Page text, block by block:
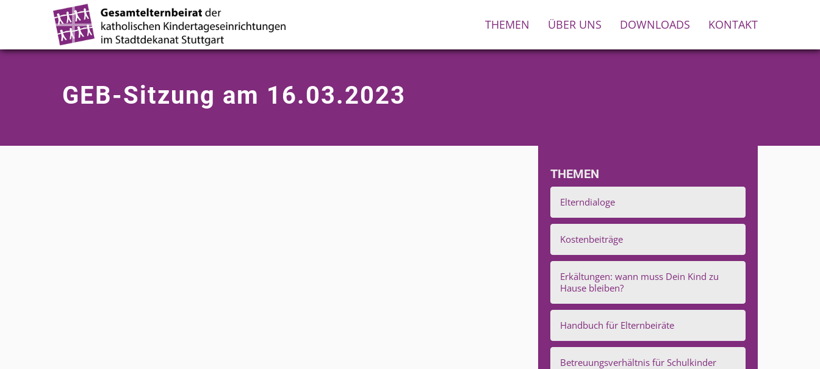
THEMEN ÜBER UNS DOWNLOADS KONTAKT
GEB-Sitzung am 16.03.2023
THEMEN
Elterndialoge
Kostenbeiträge
Erkältungen: wann muss Dein Kind zu
Hause bleiben?
Handbuch für Elternbeiräte
Betreuungsverhältnis für Schulkinder